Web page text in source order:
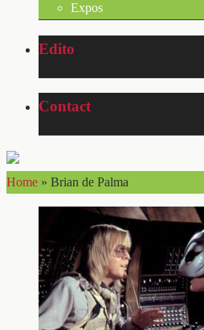
Expos
Edito
Contact
Home » Brian de Palma